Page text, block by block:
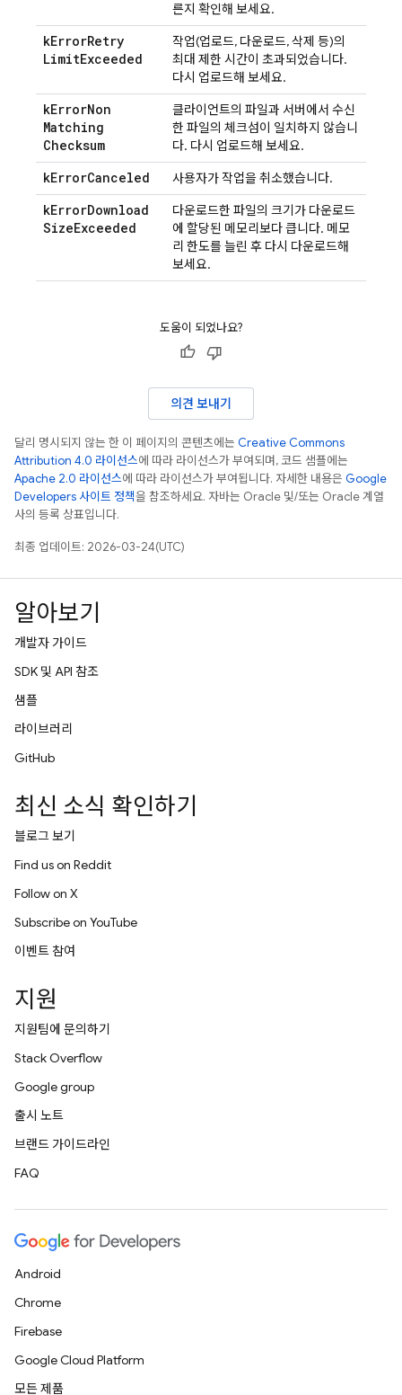
른지 확인해 보세요.
kErrorRetry
LimitExceeded
작업(업로드, 다운로드, 삭제 등)의
최대 제한 시간이 초과되었습니다.
다시 업로드해 보세요.
kErrorNon
Matching
Checksum
클라이언트의 파일과 서버에서 수신
한 파일의 체크섬이 일치하지 않습니
다. 다시 업로드해 보세요.
kErrorCanceled 사용자가 작업을 취소했습니다.
kErrorDownload
SizeExceeded
다운로드한 파일의 크기가 다운로드
에 할당된 메모리보다 큽니다. 메모
리 한도를 늘린 후 다시 다운로드해
보세요.
도움이 되었나요?
의견 보내기
달리 명시되지 않는 한 이 페이지의 콘텐츠에는 Creative Commons
Attribution 4.0 라이선스에 따라 라이선스가 부여되며, 코드 샘플에는
Apache 2.0 라이선스에 따라 라이선스가 부여됩니다. 자세한 내용은 Google
Developers 사이트 정책을 참조하세요. 자바는 Oracle 및/또는 Oracle 계열
사의 등록 상표입니다.
최종 업데이트: 2026-03-24(UTC)
알아보기
개발자 가이드
SDK 및 API 참조
샘플
라이브러리
GitHub
최신 소식 확인하기
블로그 보기
Find us on Reddit
Follow on X
Subscribe on YouTube
이벤트 참여
지원
지원팀에 문의하기
Stack Overflow
Google group
출시 노트
브랜드 가이드라인
FAQ
Android
Chrome
Firebase
Google Cloud Platform
모든 제품